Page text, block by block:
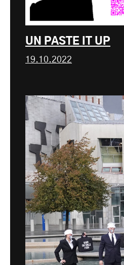
UN PASTE IT UP
19.10.2022